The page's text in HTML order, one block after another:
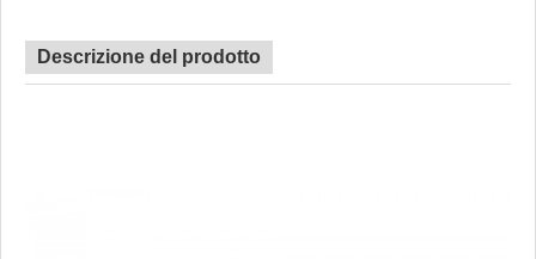
Descrizione del prodotto